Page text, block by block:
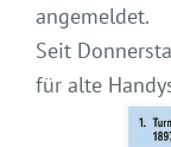
angemeldet.
Seit
für alte